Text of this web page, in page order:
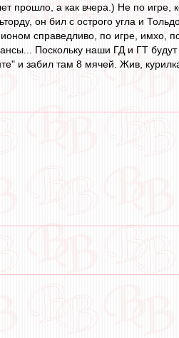
прошло, а как вчера.) Не по игре,
он бил с острого угла и
справедливо, по игре, имхо,
Поскольку наши ГД и ГТ
и забил там 8 мячей. Жив,